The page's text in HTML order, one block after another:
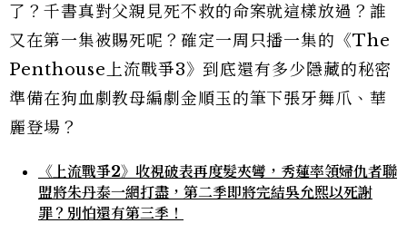
了？千書真對父親見死不救的命案就這樣放過？誰
又在第一集被賜死呢？確定一周只播一集的《The
Penthouse上流戰爭3》到底還有多少隱藏的秘密
準備在狗血劇教母編劇金順玉的筆下張牙舞爪、華
麗登場？
《上流戰爭2》收視破表再度髮夾彎，秀蓮率領婦仇者聯
盟將朱丹泰一網打盡，第二季即將完結吳允熙以死謝
罪？別怕還有第三季！